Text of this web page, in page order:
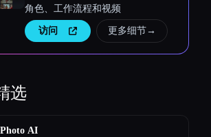
角色、工作流程和视频
访问 更多细节→
选
Photo AI